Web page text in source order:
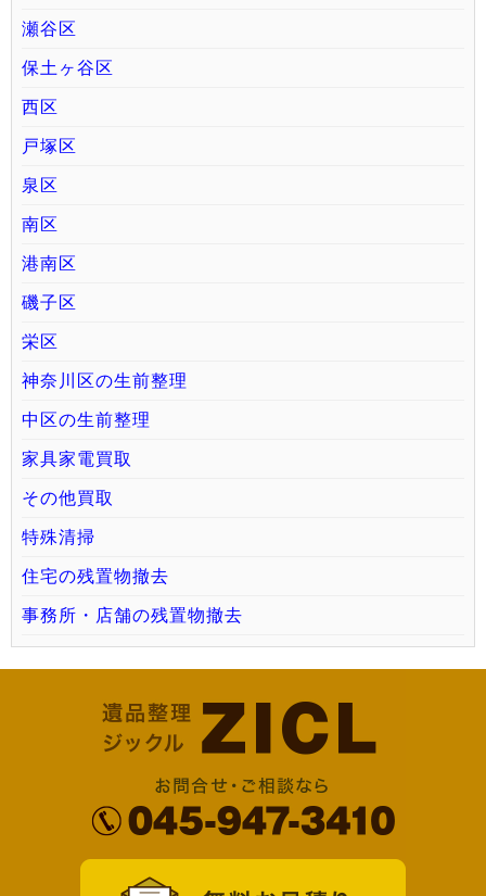
瀬谷区
保土ヶ谷区
西区
戸塚区
泉区
南区
港南区
磯子区
栄区
神奈川区の生前整理
中区の生前整理
家具家電買取
その他買取
特殊清掃
住宅の残置物撤去
事務所・店舗の残置物撤去